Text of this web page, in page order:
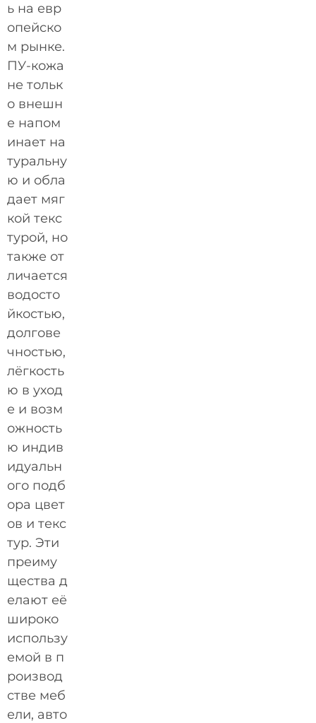
ь на евр
опейско
м рынке.
ПУ-кожа
не тольк
о внешн
е напом
инает на
туральну
ю и обла
дает мяг
кой текс
турой, но
также от
личается
водосто
йкостью,
долгове
чностью,
лёгкость
ю в уход
е и возм
ожность
ю индив
идуальн
ого подб
ора цвет
ов и текс
тур. Эти
преиму
щества д
елают её
широко
использу
емой в п
роизвод
стве меб
ели, авто